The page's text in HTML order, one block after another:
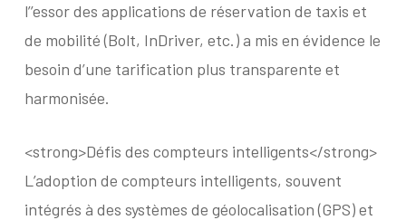
l’’essor des applications de réservation de taxis et
de mobilité (Bolt, InDriver, etc.) a mis en évidence le
besoin d’une tarification plus transparente et
harmonisée.
<strong>Défis des compteurs intelligents</strong>
L’adoption de compteurs intelligents, souvent
intégrés à des systèmes de géolocalisation (GPS) et